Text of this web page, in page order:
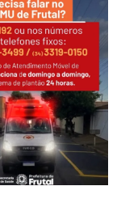
e furtam
de Frutal